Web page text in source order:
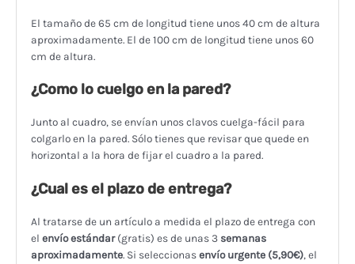
El tamaño de 65 cm de longitud tiene unos 40 cm de altura
aproximadamente. El de 100 cm de longitud tiene unos 60
cm de altura.
¿Como lo cuelgo en la pared?
Junto al cuadro, se envían unos clavos cuelga-fácil para
colgarlo en la pared. Sólo tienes que revisar que quede en
horizontal a la hora de fijar el cuadro a la pared.
¿Cual es el plazo de entrega?
Al tratarse de un artículo a medida el plazo de entrega con
el envío estándar(gratis) es de unas 3 semanas
aproximadamente. Si seleccionasenvío urgente (5,90€), el